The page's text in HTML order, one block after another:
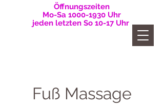
Öffnungszeiten
Mo-Sa 1000-1930Uhr
jeden letzten So 10-17 Uhr
Fuß Massage